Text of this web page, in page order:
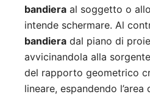
bandiera al soggetto o
intende schermare. Al
bandiera dal piano di
avvicinandola alla
del rapporto geometrico
lineare, espandendo